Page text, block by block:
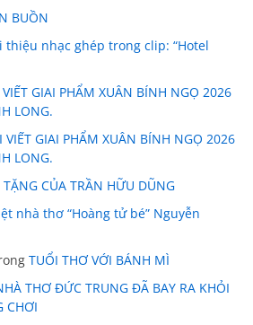
BUỒN
thiệu nhạc ghép trong clip: “Hotel
GIAI PHẨM XUÂN BÍNH NGỌ 2026
LONG.
VIẾT GIAI PHẨM XUÂN BÍNH NGỌ 2026
LONG.
TẶNG CỦA TRẦN HỮU DŨNG
nhà thơ “Hoàng tử bé” Nguyễn
TUỔI THƠ VỚI BÁNH MÌ
THƠ ĐỨC TRUNG ĐÃ BAY RA KHỎI
CHƠI